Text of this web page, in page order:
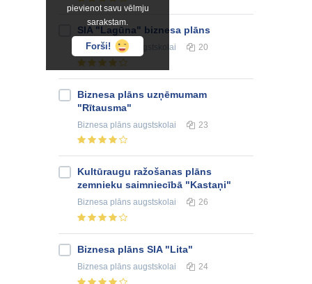
pievienot savu vēlmju
sarakstam.
Forši!
SIA "Lagūna" biznesa plāns
Biznesa plāns augstskolai 20
Biznesa plāns uzņēmumam
"Rītausma"
Biznesa plāns augstskolai 23
Kultūraugu ražošanas plāns
zemnieku saimniecībā "Kastaņi"
Biznesa plāns augstskolai 26
Biznesa plāns SIA "Lita"
Biznesa plāns augstskolai 24